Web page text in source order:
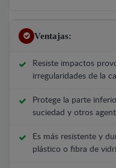
Ventajas:
Resiste impactos
irregularidades de la
Protege la parte
suciedad y otros
Es más resistente y
plástico o fibra de